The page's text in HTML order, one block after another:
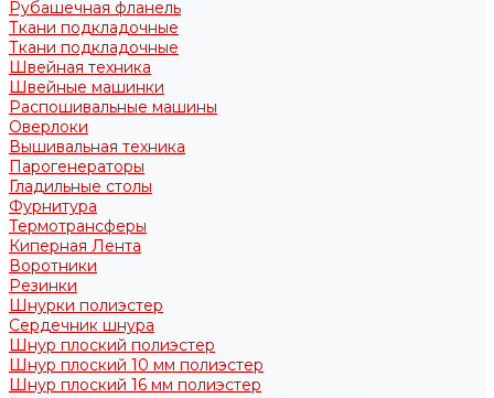
Рубашечная фланель
Ткани подкладочные
Ткани подкладочные
Швейная техника
Швейные машинки
Распошивальные машины
Оверлоки
Вышивальная техника
Парогенераторы
Гладильные столы
Фурнитура
Термотрансферы
Киперная Лента
Воротники
Резинки
Шнурки полиэстер
Сердечник шнура
Шнур плоский полиэстер
Шнур плоский 10 мм полиэстер
Шнур плоский 16 мм полиэстер